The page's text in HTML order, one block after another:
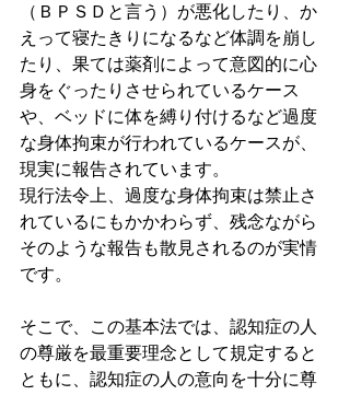
（ＢＰＳＤと言う）が悪化したり、か
えって寝たきりになるなど体調を崩し
たり、果ては薬剤によって意図的に心
身をぐったりさせられているケース
や、ベッドに体を縛り付けるなど過度
な身体拘束が行われているケースが、
現実に報告されています。
現行法令上、過度な身体拘束は禁止さ
れているにもかかわらず、残念ながら
そのような報告も散見されるのが実情
です。
そこで、この基本法では、認知症の人
の尊厳を最重要理念として規定すると
ともに、認知症の人の意向を十分に尊